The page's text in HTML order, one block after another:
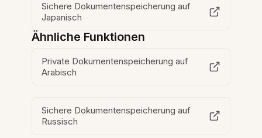
Sichere Dokumentenspeicherung auf
Japanisch
Ähnliche Funktionen
Private Dokumentenspeicherung auf
Arabisch
Sichere Dokumentenspeicherung auf
Russisch